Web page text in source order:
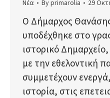
Νέα Byprimarolia 29
Ο Δήμαρχος
υποδέχθηκε στο
ιστορικό
με την εθελοντική
συμμετέχουν
ιστορία, στις